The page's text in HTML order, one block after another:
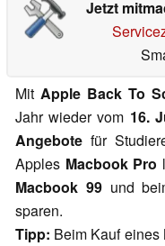
Jetzt
Mit Apple Back To
Jahr wieder vom 16.
Angebote für
Apples Macbook Pro
Macbook 99und
sparen.
Tipp: Beim Kauf eines